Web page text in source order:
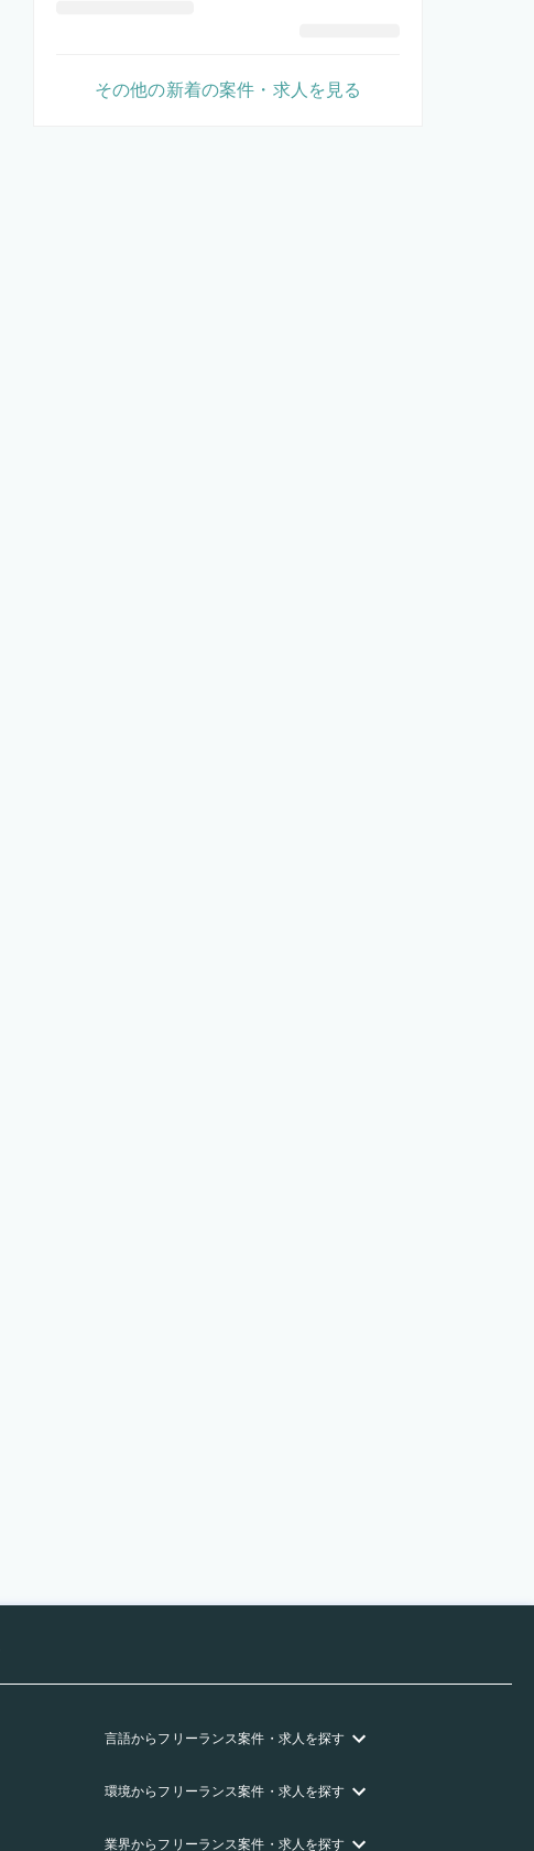
その他の新着の案件・求人を見る
言語からフリーランス案件・求人を探す
環境からフリーランス案件・求人を探す
業界からフリーランス案件・求人を探す